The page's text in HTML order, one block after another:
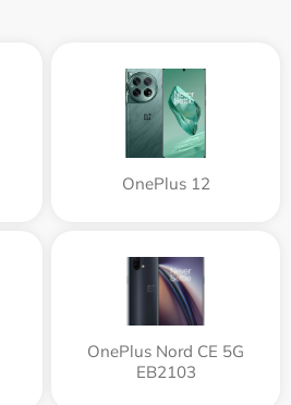
OnePlus 12
OnePlus Nord CE 5G
EB2103